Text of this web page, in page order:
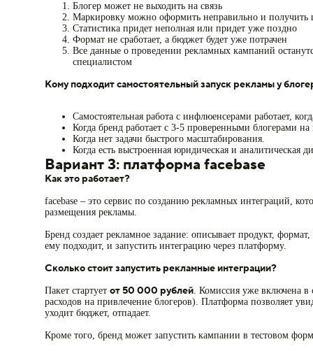
Блогер может не выходить на связь
Маркировку можно оформить неправильно и получить
Статистика придет неполная или придет уже поздно
Формат не сработает, а бюджет будет уже потрачен
Все данные о проведении рекламных кампаний
специалистом
Кому подходит самостоятельный запуск рекламы у
Самостоятельная работа с инфлюенсерами работает,
Когда бренд работает с 3-5 проверенными блогерами
Когда нет задачи быстрого масштабирования.
Когда есть выстроенная юридическая и аналитическая
Вариант 3: платформа facebase
Как это работает?
facebase – это сервис по созданию рекламных интеграций,
размещения рекламы.
Бренд создает рекламное задание: описывает продукт,
ему подходит, и запустить интеграцию через платформу.
Сколько стоит запустить рекламные интеграции?
Пакет стартует от 50 000 рублей. Комиссия уже включена в
расходов на привлечение блогеров). Платформа позволяет
уходит бюджет, отпадает.
Кроме того, бренд может запустить кампании в тестовом